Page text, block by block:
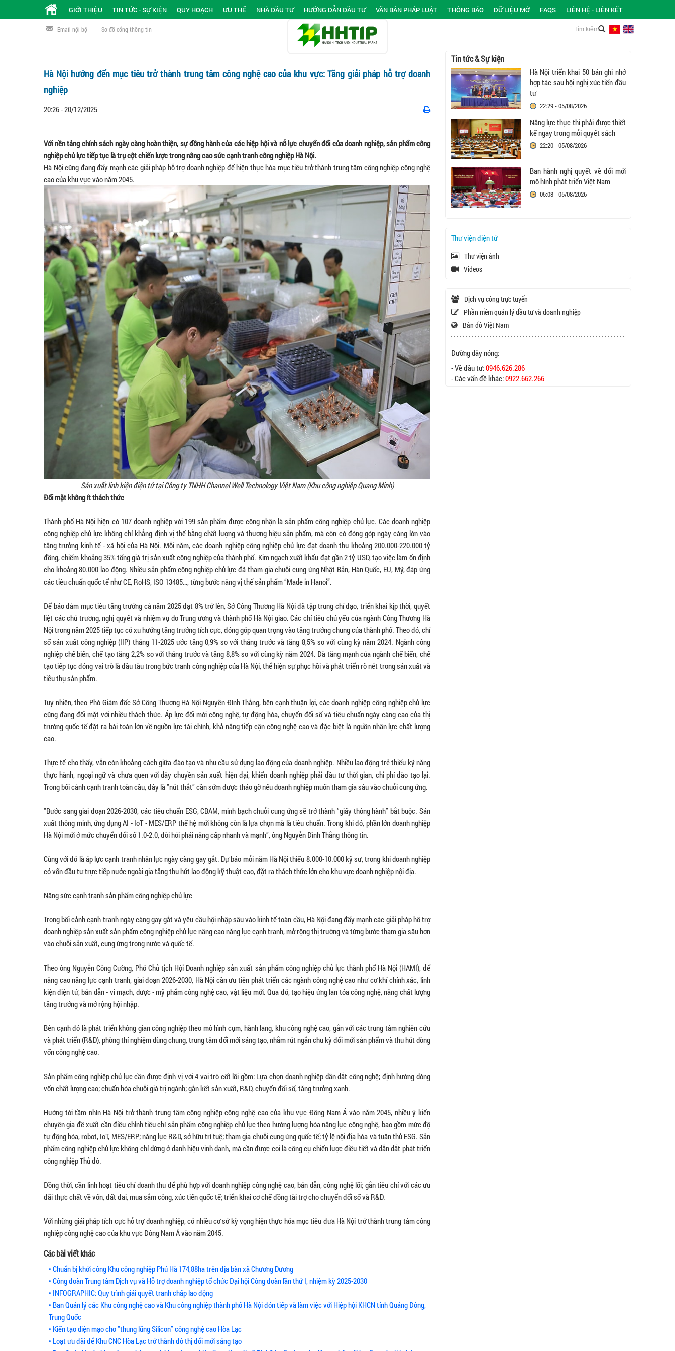
GIỚI THIỆU TIN TỨC - SỰ KIỆN QUY HOẠCH ƯU THẾ NHÀ ĐẦU TƯ HƯỚNG DẪN ĐẦU TƯ VĂN BẢN PHÁP LUẬT THÔNG BÁO DỮ LIỆU MỞ FAQS LIÊN HỆ - LIÊN KẾT
Email nội bộ Sơ đồ cổng thông tin
Hà Nội hướng đến mục tiêu trở thành trung tâm công nghệ cao của khu vực: Tăng giải pháp hỗ trợ doanh
nghiệp
20:26 - 20/12/2025
Với nền tảng chính sách ngày càng hoàn thiện, sự đồng hành của các hiệp hội và nỗ lực chuyển đổi của doanh nghiệp, sản phẩm công
nghiệp chủ lực tiếp tục là trụ cột chiến lược trong nâng cao sức cạnh tranh công nghiệp Hà Nội.
Hà Nội cũng đang đẩy mạnh các giải pháp hỗ trợ doanh nghiệp để hiện thực hóa mục tiêu trở thành trung tâm công nghiệp công nghệ
cao của khu vực vào năm 2045.
Sản xuất linh kiện điện tử tại Công ty TNHH Channel Well Technology Việt Nam (Khu công nghiệp Quang Minh)
Đối mặt không ít thách thức
Thành phố Hà Nội hiện có 107 doanh nghiệp với 199 sản phẩm được công nhận là sản phẩm công nghiệp chủ lực. Các doanh nghiệp
công nghiệp chủ lực không chỉ khẳng định vị thế bằng chất lượng và thương hiệu sản phẩm, mà còn có đóng góp ngày càng lớn vào
tăng trưởng kinh tế - xã hội của Hà Nội. Mỗi năm, các doanh nghiệp công nghiệp chủ lực đạt doanh thu khoảng 200.000-220.000 tỷ
đồng, chiếm khoảng 35% tổng giá trị sản xuất công nghiệp của thành phố. Kim ngạch xuất khẩu đạt gần 2 tỷ USD, tạo việc làm ổn định
cho khoảng 80.000 lao động. Nhiều sản phẩm công nghiệp chủ lực đã tham gia chuỗi cung ứng Nhật Bản, Hàn Quốc, EU, Mỹ, đáp ứng
các tiêu chuẩn quốc tế như CE, RoHS, ISO 13485…, từng bước nâng vị thế sản phẩm “Made in Hanoi”.
Để bảo đảm mục tiêu tăng trưởng cả năm 2025 đạt 8% trở lên, Sở Công Thương Hà Nội đã tập trung chỉ đạo, triển khai kịp thời, quyết
liệt các chủ trương, nghị quyết và nhiệm vụ do Trung ương và thành phố Hà Nội giao. Các chỉ tiêu chủ yếu của ngành Công Thương Hà
Nội trong năm 2025 tiếp tục có xu hướng tăng trưởng tích cực, đóng góp quan trọng vào tăng trưởng chung của thành phố. Theo đó, chỉ
số sản xuất công nghiệp (IIP) tháng 11-2025 ước tăng 0,9% so với tháng trước và tăng 8,5% so với cùng kỳ năm 2024. Ngành công
nghiệp chế biến, chế tạo tăng 2,2% so với tháng trước và tăng 8,8% so với cùng kỳ năm 2024. Đà tăng mạnh của ngành chế biến, chế
tạo tiếp tục đóng vai trò là đầu tàu trong bức tranh công nghiệp của Hà Nội, thể hiện sự phục hồi và phát triển rõ nét trong sản xuất và
tiêu thụ sản phẩm.
Tuy nhiên, theo Phó Giám đốc Sở Công Thương Hà Nội Nguyễn Đình Thắng, bên cạnh thuận lợi, các doanh nghiệp công nghiệp chủ lực
cũng đang đối mặt với nhiều thách thức. Áp lực đổi mới công nghệ, tự động hóa, chuyển đổi số và tiêu chuẩn ngày càng cao của thị
trường quốc tế đặt ra bài toán lớn về nguồn lực tài chính, khả năng tiếp cận công nghệ cao và đặc biệt là nguồn nhân lực chất lượng
cao.
Thực tế cho thấy, vẫn còn khoảng cách giữa đào tạo và nhu cầu sử dụng lao động của doanh nghiệp. Nhiều lao động trẻ thiếu kỹ năng
thực hành, ngoại ngữ và chưa quen với dây chuyền sản xuất hiện đại, khiến doanh nghiệp phải đầu tư thời gian, chi phí đào tạo lại.
Trong bối cảnh cạnh tranh toàn cầu, đây là “nút thắt” cần sớm được tháo gỡ nếu doanh nghiệp muốn tham gia sâu vào chuỗi cung ứng.
“Bước sang giai đoạn 2026-2030, các tiêu chuẩn ESG, CBAM, minh bạch chuỗi cung ứng sẽ trở thành “giấy thông hành” bắt buộc. Sản
xuất thông minh, ứng dụng AI - IoT - MES/ERP thế hệ mới không còn là lựa chọn mà là tiêu chuẩn. Trong khi đó, phần lớn doanh nghiệp
Hà Nội mới ở mức chuyển đổi số 1.0-2.0, đòi hỏi phải nâng cấp nhanh và mạnh”, ông Nguyễn Đình Thắng thông tin.
Cùng với đó là áp lực cạnh tranh nhân lực ngày càng gay gắt. Dự báo mỗi năm Hà Nội thiếu 8.000-10.000 kỹ sư, trong khi doanh nghiệp
có vốn đầu tư trực tiếp nước ngoài gia tăng thu hút lao động kỹ thuật cao, đặt ra thách thức lớn cho khu vực doanh nghiệp nội địa.
Nâng sức cạnh tranh sản phẩm công nghiệp chủ lực
Trong bối cảnh cạnh tranh ngày càng gay gắt và yêu cầu hội nhập sâu vào kinh tế toàn cầu, Hà Nội đang đẩy mạnh các giải pháp hỗ trợ
doanh nghiệp sản xuất sản phẩm công nghiệp chủ lực nâng cao năng lực cạnh tranh, mở rộng thị trường và từng bước tham gia sâu hơn
vào chuỗi sản xuất, cung ứng trong nước và quốc tế.
Theo ông Nguyễn Công Cường, Phó Chủ tịch Hội Doanh nghiệp sản xuất sản phẩm công nghiệp chủ lực thành phố Hà Nội (HAMI), để
nâng cao năng lực cạnh tranh, giai đoạn 2026-2030, Hà Nội cần ưu tiên phát triển các ngành công nghệ cao như cơ khí chính xác, linh
kiện điện tử, bán dẫn - vi mạch, dược - mỹ phẩm công nghệ cao, vật liệu mới. Qua đó, tạo hiệu ứng lan tỏa công nghệ, nâng chất lượng
tăng trưởng và mở rộng hội nhập.
Bên cạnh đó là phát triển không gian công nghiệp theo mô hình cụm, hành lang, khu công nghệ cao, gắn với các trung tâm nghiên cứu
và phát triển (R&D), phòng thí nghiệm dùng chung, trung tâm đổi mới sáng tạo, nhằm rút ngắn chu kỳ đổi mới sản phẩm và thu hút dòng
vốn công nghệ cao.
Sản phẩm công nghiệp chủ lực cần được định vị với 4 vai trò cốt lõi gồm: Lựa chọn doanh nghiệp dẫn dắt công nghệ; định hướng dòng
vốn chất lượng cao; chuẩn hóa chuỗi giá trị ngành; gắn kết sản xuất, R&D, chuyển đổi số, tăng trưởng xanh.
Hướng tới tầm nhìn Hà Nội trở thành trung tâm công nghiệp công nghệ cao của khu vực Đông Nam Á vào năm 2045, nhiều ý kiến
chuyên gia đề xuất cần điều chỉnh tiêu chí sản phẩm công nghiệp chủ lực theo hướng lượng hóa năng lực công nghệ, bao gồm mức độ
tự động hóa, robot, IoT, MES/ERP; năng lực R&D, sở hữu trí tuệ; tham gia chuỗi cung ứng quốc tế; tỷ lệ nội địa hóa và tuân thủ ESG. Sản
phẩm công nghiệp chủ lực không chỉ dừng ở danh hiệu vinh danh, mà cần được coi là công cụ chiến lược điều tiết và dẫn dắt phát triển
công nghiệp Thủ đô.
Đồng thời, cần linh hoạt tiêu chí doanh thu để phù hợp với doanh nghiệp công nghệ cao, bán dẫn, công nghệ lõi; gắn tiêu chí với các ưu
đãi thực chất về vốn, đất đai, mua sắm công, xúc tiến quốc tế; triển khai cơ chế đồng tài trợ cho chuyển đổi số và R&D.
Với những giải pháp tích cực hỗ trợ doanh nghiệp, có nhiều cơ sở kỳ vọng hiện thực hóa mục tiêu đưa Hà Nội trở thành trung tâm công
nghiệp công nghệ cao của khu vực Đông Nam Á vào năm 2045.
Các bài viết khác
• Chuẩn bị khởi công Khu công nghiệp Phú Hà 174,88ha trên địa bàn xã Chương Dương
• Công đoàn Trung tâm Dịch vụ và Hỗ trợ doanh nghiệp tổ chức Đại hội Công đoàn lần thứ I, nhiệm kỳ 2025-2030
• INFOGRAPHIC: Quy trình giải quyết tranh chấp lao động
• Ban Quản lý các Khu công nghệ cao và Khu công nghiệp thành phố Hà Nội đón tiếp và làm việc với Hiệp hội KHCN tỉnh Quảng Đông,
Trung Quốc
• Kiến tạo diện mạo cho “thung lũng Silicon” công nghệ cao Hòa Lạc
• Loạt ưu đãi để Khu CNC Hòa Lạc trở thành đô thị đổi mới sáng tạo
Tin tức & Sự kiện
Hà Nội triển khai 50 bản ghi nhớ
hợp tác sau hội nghị xúc tiến đầu
tư
22:29 - 05/08/2026
Năng lực thực thi phải được thiết
kế ngay trong mỗi quyết sách
22:20 - 05/08/2026
Ban hành nghị quyết về đổi mới
mô hình phát triển Việt Nam
05:08 - 05/08/2026
Thư viện điện tử
Thư viện ảnh
Videos
Dịch vụ công trực tuyến
Phần mềm quản lý đầu tư và doanh nghiệp
Bản đồ Việt Nam
Đường dây nóng:
- Về đầu tư:0946.626.286
- Các vấn đề khác:0922.662.266